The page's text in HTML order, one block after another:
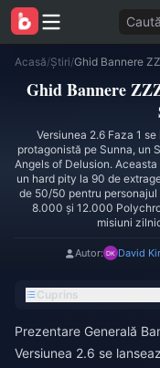
Caută
Acasă/Știri/
Ghid Bannere
Versiunea 2.6 Faza 1
protagonistă pe Sunna, un
Angels of Delusion.
un hard pity la 90 de
de 50/50 pentru
8.000 și 12.000
misiuni
Autor: David
Cuprins
Prezentare Generală
Versiunea 2.6 se